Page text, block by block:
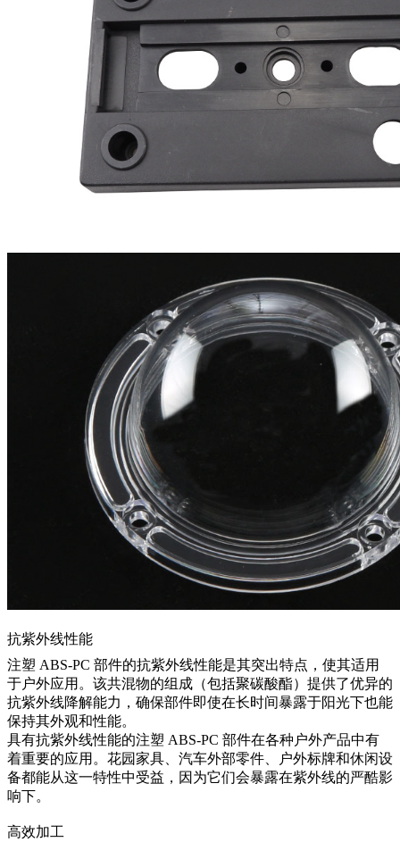
抗紫外线性能
注塑 ABS-PC 部件的抗紫外线性能是其突出特点，使其适用
于户外应用。该共混物的组成（包括聚碳酸酯）提供了优异的
抗紫外线降解能力，确保部件即使在长时间暴露于阳光下也能
保持其外观和性能。
具有抗紫外线性能的注塑 ABS-PC 部件在各种户外产品中有
着重要的应用。花园家具、汽车外部零件、户外标牌和休闲设
备都能从这一特性中受益，因为它们会暴露在紫外线的严酷影
响下。
高效加工